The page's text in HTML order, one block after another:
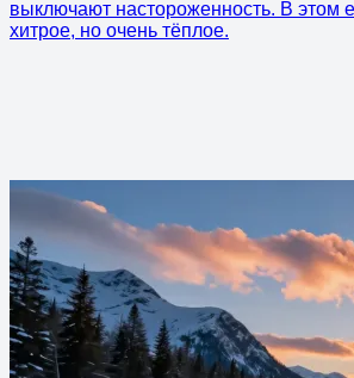
выключают настороженность. В этом
хитрое, но очень тёплое.